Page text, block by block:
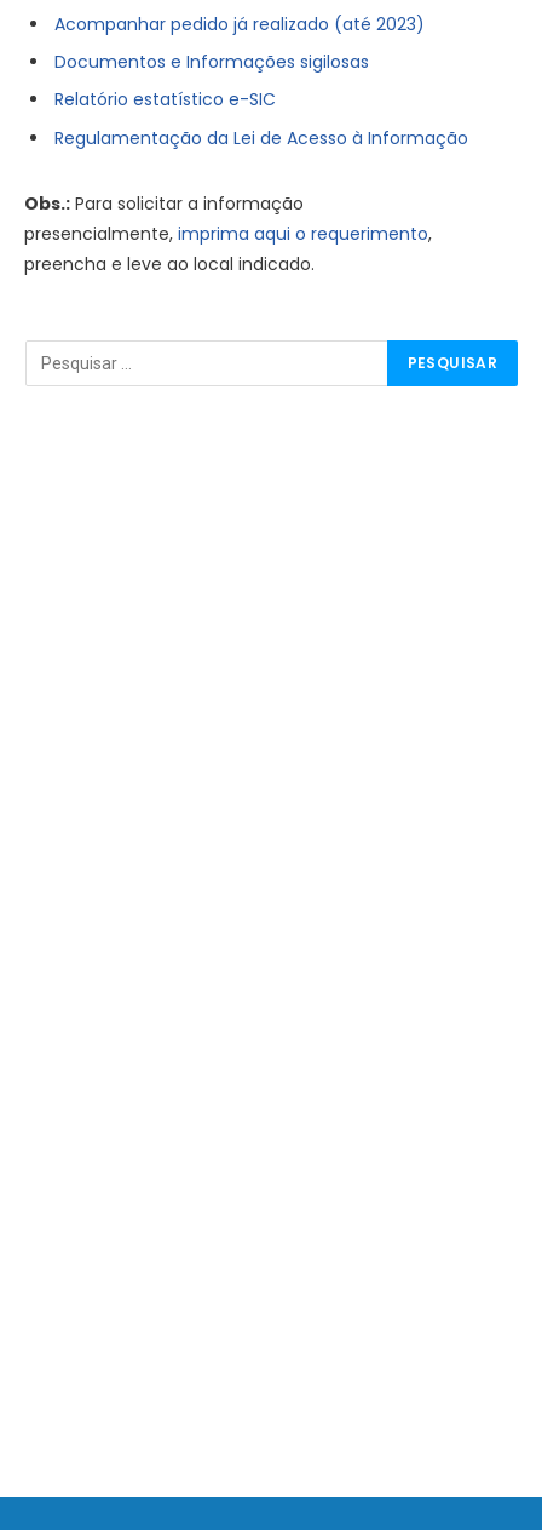
Acompanhar pedido já realizado (até 2023)
Documentos e Informações sigilosas
Relatório estatístico e-SIC
Regulamentação da Lei de Acesso à Informação
Obs.: Para solicitar a informação
presencialmente, imprima aqui o requerimento,
preencha e leve ao local indicado.